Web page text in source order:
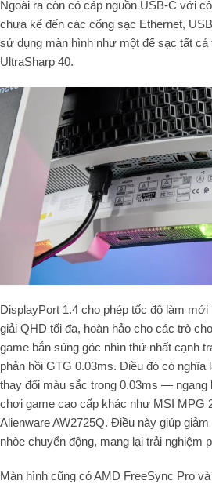
Ngoài ra còn có cáp nguồn USB-C với
chưa kể đến các cổng sạc Ethernet,
sử dụng màn hình như một đế sạc tất cả
UltraSharp 40.
DisplayPort 1.4 cho phép tốc độ làm
giải QHD tối đa, hoàn hảo cho các trò
game bắn súng góc nhìn thứ nhất cạnh
phản hồi GTG 0.03ms. Điều đó có nghĩa
thay đổi màu sắc trong 0.03ms — ngang
chơi game cao cấp khác như MSI MPG
Alienware AW2725Q. Điều này giúp
nhòe chuyển động, mang lại trải nghiệm
Màn hình cũng có AMD FreeSync Pro